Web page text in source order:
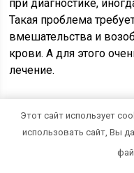
при диагностике,
Такая проблема
вмешательства и
крови. А для этого
лечение.
лечение
Лечение при
полученных
Этот сайт использует
использовать сайт, Вы